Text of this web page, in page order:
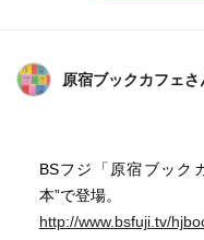
原宿ブックカフェさ
BSフジ「原宿ブック
本”で登場。
http://www.bsfuji.tv/